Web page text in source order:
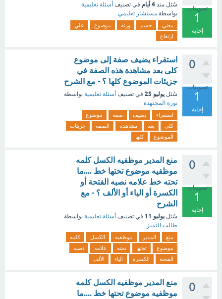
تصويتات
1
إجابة
سُئل منذ 4 أيام في تصنيف أسئلة تعليمية
بواسطة مستشار تعليمي
معني جسم وزنه موضوع
علي
ارتفاع
0
تصويتات
1
إجابة
استقراء يضيف صفة إلى موضوع
كلى بعد مشاهدة هذه الصفة في
جزيئات الموضوع كلها ؟ - مع الشرح
سُئل يوليو 25 في تصنيف أسئلة تعليمية بواسطة
نورة المجتهدة
استقراء يضيف صفة
موضوع
كلى
بعد مشاهدة الصفة
جزيئات
الموضوع
كلها
0
تصويتات
1
إجابة
منع المدير موظفيه الكسل كلمه
موظفيه موضوع تحتها خط ....ما
تحته خط علامه نصبه الفتحة أو
الكسرة أو الياء أو الألف ؟ - مع
الشرح
سُئل يوليو 11 في تصنيف أسئلة تعليمية بواسطة
طالب التميز
منع المدير موظفيه الكسل
كلمه
موضوع
تحتها تحته علامه
نصبه
الفتحة
الكسرة الياء الألف
0
منع المدير موظفيه الكسل كلمه
موظفيه موضوع تحتها خط ....ما